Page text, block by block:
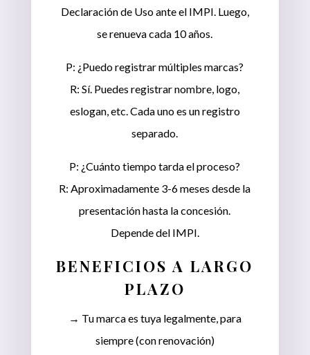
Declaración de Uso ante el IMPI. Luego,
se renueva cada 10 años.
P: ¿Puedo registrar múltiples marcas?
R: Sí. Puedes registrar nombre, logo,
eslogan, etc. Cada uno es un registro
separado.
P: ¿Cuánto tiempo tarda el proceso?
R: Aproximadamente 3-6 meses desde la
presentación hasta la concesión.
Depende del IMPI.
BENEFICIOS A LARGO
PLAZO
→ Tu marca es tuya legalmente, para
siempre (con renovación)